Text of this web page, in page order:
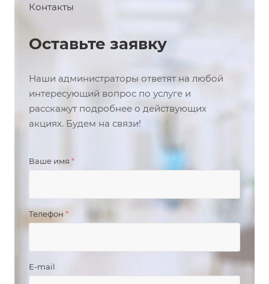
Контакты
Оставьте заявку
Наши администраторы ответят на любой
интересующий вопрос по услуге и
расскажут подробнее о действующих
акциях. Будем на связи!
Ваше имя *
Телефон *
E-mail